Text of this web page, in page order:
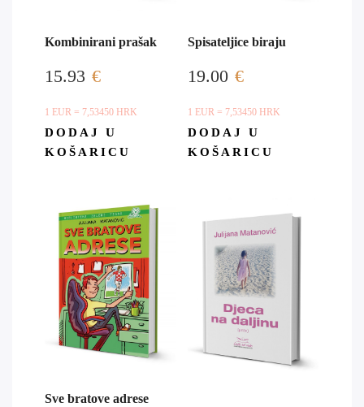
Kombinirani prašak
15.93 €
1 EUR = 7,53450 HRK
DODAJ U
KOŠARICU
Spisateljice biraju
19.00 €
1 EUR = 7,53450 HRK
DODAJ U
KOŠARICU
Sve bratove adrese